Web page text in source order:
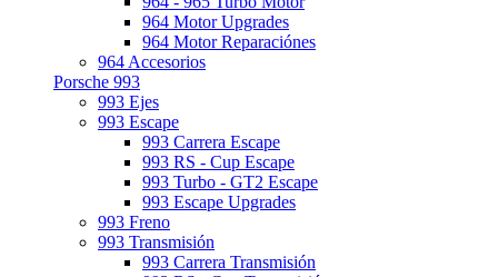
964 Motor Upgrades
964 Motor Reparaciónes
964 Accesorios
Porsche 993
993 Ejes
993 Escape
993 Carrera Escape
993 RS - Cup Escape
993 Turbo - GT2 Escape
993 Escape Upgrades
993 Freno
993 Transmisión
993 Carrera Transmisión